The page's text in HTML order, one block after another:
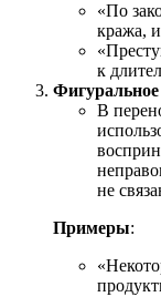
«По
кража,
к
Фигуральное
В
не
Примеры: